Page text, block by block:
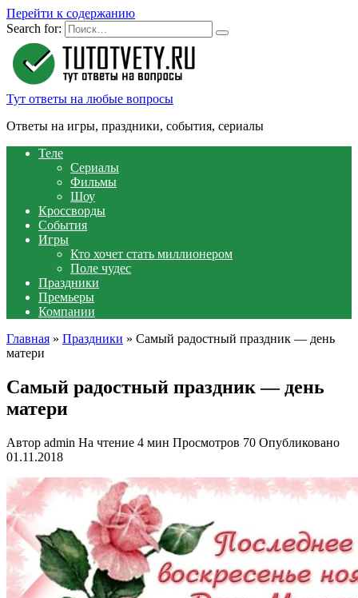
Перейти к содержанию
Search for:
Тут ответы на любые вопросы
Ответы на игры, праздники, события, сериалы
Теле
Сериалы
Фильмы
Шоу
Кроссворды
События
Игры
Кто хочет стать миллионером
Поле чудес
Праздники
Премьеры
Компании
Главная » Праздники » Самый радостный праздник — день
матери
Самый радостный праздник — день
матери
Автор admin На чтение 4 мин Просмотров 70 Опубликовано
01.11.2018